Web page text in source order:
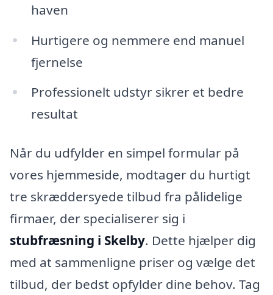
haven
Hurtigere og nemmere end manuel
fjernelse
Professionelt udstyr sikrer et bedre
resultat
Når du udfylder en simpel formular på
vores hjemmeside, modtager du hurtigt
tre skræddersyede tilbud fra pålidelige
firmaer, der specialiserer sig i
stubfræsning i Skelby. Dette hjælper dig
med at sammenligne priser og vælge det
tilbud, der bedst opfylder dine behov. Tag